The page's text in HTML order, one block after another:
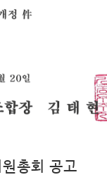
총회 공고